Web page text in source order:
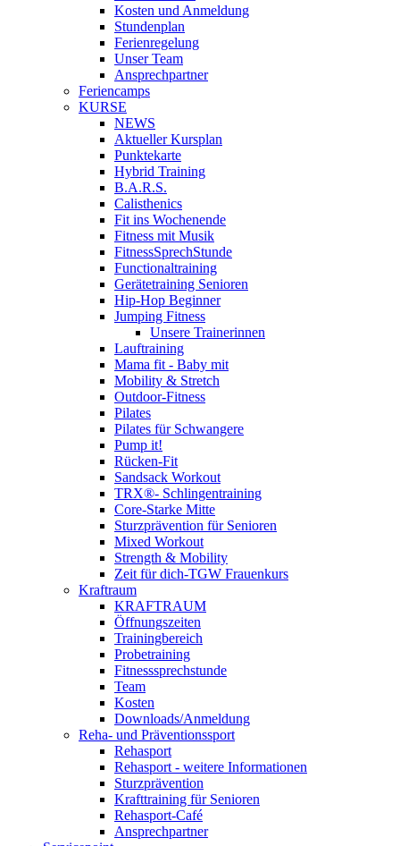
Kosten und Anmeldung
Stundenplan
Ferienregelung
Unser Team
Ansprechpartner
Feriencamps
KURSE
NEWS
Aktueller Kursplan
Punktekarte
Hybrid Training
B.A.R.S.
Calisthenics
Fit ins Wochenende
Fitness mit Musik
FitnessSprechStunde
Functionaltraining
Gerätetraining Senioren
Hip-Hop Beginner
Jumping Fitness
Unsere Trainerinnen
Lauftraining
Mama fit - Baby mit
Mobility & Stretch
Outdoor-Fitness
Pilates
Pilates für Schwangere
Pump it!
Rücken-Fit
Sandsack Workout
TRX®- Schlingentraining
Core-Starke Mitte
Sturzprävention für Senioren
Mixed Workout
Strength & Mobility
Zeit für dich-TGW Frauenkurs
Kraftraum
KRAFTRAUM
Öffnungszeiten
Trainingbereich
Probetraining
Fitnesssprechstunde
Team
Kosten
Downloads/Anmeldung
Reha- und Präventionssport
Rehasport
Rehasport - weitere Informationen
Sturzprävention
Krafttraining für Senioren
Rehasport-Café
Ansprechpartner